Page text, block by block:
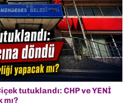
tutuklandı: CHP ve YENİ